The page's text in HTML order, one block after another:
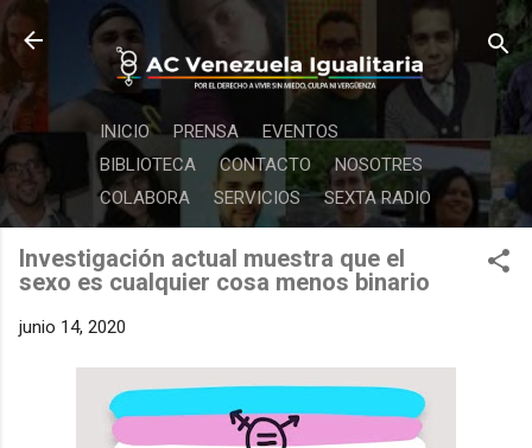
Ir al contenido principal
INICIO PRENSA
EVENTOS
BIBLIOTECA
CONTACTO
NOSOTRES
COLABORA
SERVICIOS SEXTA RADIO
Investigación actual muestra que el
sexo es cualquier cosa menos binario
junio 14, 2020